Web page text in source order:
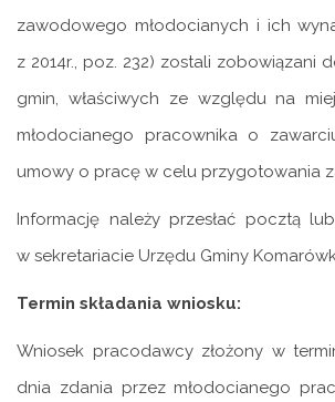
zawodowego młodocianych i ich
z 2014r., poz. 232) zostali zobowiązani
gmin, właściwych ze względu na
młodocianego pracownika o
umowy o pracę w celu przygotowania
Informację należy przesłać pocztą
w sekretariacie Urzędu Gminy
Termin składania wniosku:
Wniosek pracodawcy złożony w
dnia zdania przez młodocianego